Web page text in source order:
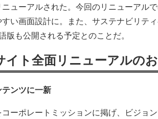
ューアルされた。今回のリニューアル
い画面設計に。また、サステナビリテ
も公開される予定とのことだ。
イト全面リニューアルの
ンツに一新
ーポレートミッションに掲げ、ビジョ